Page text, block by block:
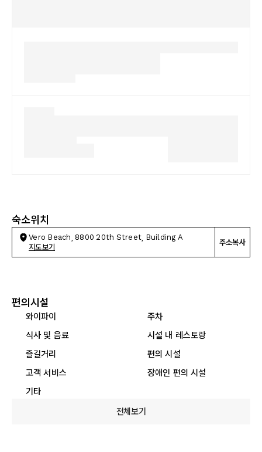
숙소위치
Vero Beach, 8800 20th Street, Building A
지도보기
주소복사
편의시설
와이파이
주차
식사 및 음료
시설 내 레스토랑
즐길거리
편의 시설
고객 서비스
장애인 편의 시설
기타
전체보기